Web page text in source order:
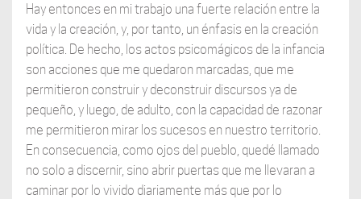
Hay entonces en mi trabajo una fuerte relación entre la
vida y la creación, y, por tanto, un énfasis en la creación
política. De hecho, los actos psicomágicos de la infancia
son acciones que me quedaron marcadas, que me
permitieron construir y deconstruir discursos ya de
pequeño, y luego, de adulto, con la capacidad de razonar
me permitieron mirar los sucesos en nuestro territorio.
En consecuencia, como ojos del pueblo, quedé llamado
no solo a discernir, sino abrir puertas que me llevaran a
caminar por lo vivido diariamente más que por lo